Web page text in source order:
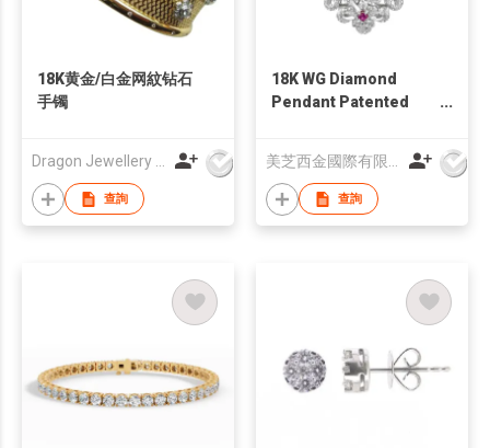
18K黄金/白金网紋钻石
手镯
查詢
18K WG Diamond
Pendant Patented
查詢